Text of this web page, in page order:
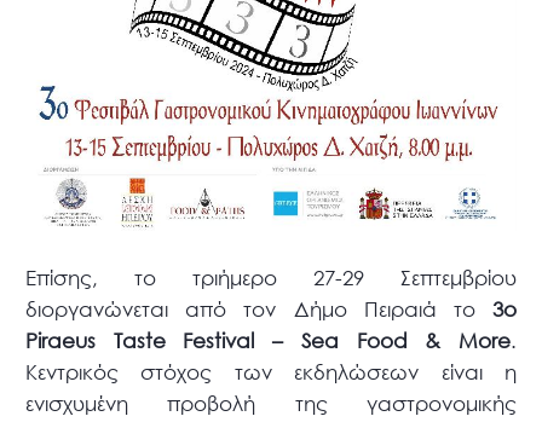
Επίσης, το τριήμερο 27-29 Σεπτεμβρίου
διοργανώνεται από τον Δήμο Πειραιά το 3o
Piraeus Taste Festival – Sea Food & More.
Κεντρικός στόχος των εκδηλώσεων είναι η
ενισχυμένη προβολή της γαστρονομικής